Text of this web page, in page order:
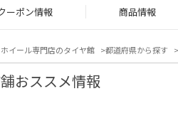
ーポン情報 商品情報
イール専門店のタイヤ館 都道府県から探す
おススメ情報